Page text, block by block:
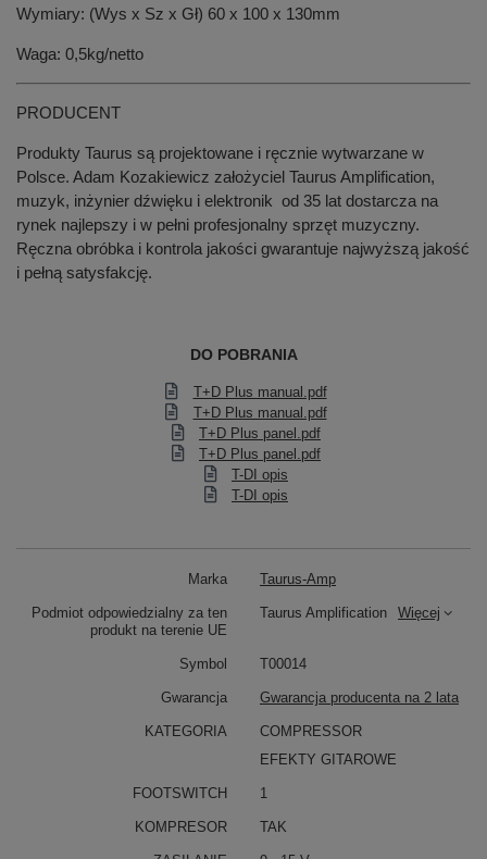
Wymiary: (Wys x Sz x Gł) 60 x 100 x 130mm
Waga: 0,5kg/netto
PRODUCENT
Produkty Taurus są projektowane i ręcznie wytwarzane w
Polsce. Adam Kozakiewicz założyciel Taurus Amplification,
muzyk, inżynier dźwięku i elektronik od 35 lat dostarcza na
rynek najlepszy i w pełni profesjonalny sprzęt muzyczny.
Ręczna obróbka i kontrola jakości gwarantuje najwyższą jakość
i pełną satysfakcję.
DO POBRANIA
T+D Plus manual.pdf
T+D Plus manual.pdf
T+D Plus panel.pdf
T+D Plus panel.pdf
T-DI opis
T-DI opis
Marka Taurus-Amp
Podmiot odpowiedzialny za ten
produkt na terenie UE
Taurus Amplification Więcej
Symbol T00014
Gwarancja Gwarancja producenta na 2 lata
KATEGORIA
COMPRESSOR
EFEKTY GITAROWE
FOOTSWITCH 1
KOMPRESOR TAK